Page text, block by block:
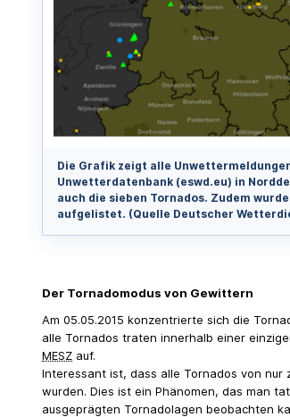
Die Grafik zeigt alle
Unwetterdatenbank (eswd.eu) in
auch die sieben Tornados. Zudem
aufgelistet. (Quelle Deutscher
Der Tornadomodus von Gewittern
Am 05.05.2015 konzentrierte sich die
alle Tornados traten innerhalb einer
MESZ auf.
Interessant ist, dass alle Tornados von
wurden. Dies ist ein Phänomen, das man
ausgeprägten Tornadolagen beobachten